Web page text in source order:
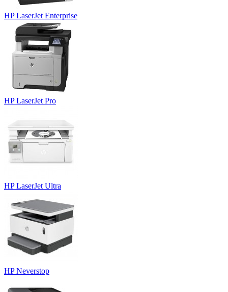
HP LaserJet Enterprise
HP LaserJet Pro
HP LaserJet Ultra
HP Neverstop